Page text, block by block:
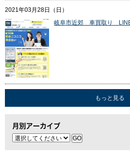
2021年03月28日（日）
岐阜市近郊 車買取り LINE
もっと見る
月別アーカイブ